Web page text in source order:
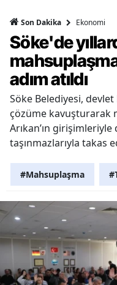
Son Dakika Ekonomi
Söke'de
adım atıldı
Söke Belediyesi,
çözüme kavuşturarak
Arıkan’ın
taşınmazlarıyla takas
#Mahsuplaşma